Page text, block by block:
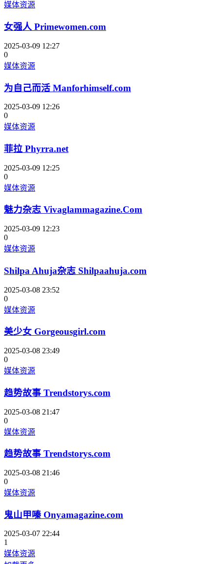
媒体资源
女强人 Primewomen.com
2025-03-09 12:27
0
媒体资源
为自己而活 Manforhimself.com
2025-03-09 12:26
0
媒体资源
菲拉 Phyrra.net
2025-03-09 12:25
0
媒体资源
魅力杂志 Vivaglammagazine.Com
2025-03-09 12:23
0
媒体资源
Shilpa Ahuja杂志 Shilpaahuja.com
2025-03-08 23:52
0
媒体资源
美少女 Gorgeousgirl.com
2025-03-08 23:49
0
媒体资源
趋势故事 Trendstorys.com
2025-03-08 21:47
0
媒体资源
趋势故事 Trendstorys.com
2025-03-08 21:46
0
媒体资源
鬼山甲嗪 Onyamagazine.com
2025-03-07 22:44
1
媒体资源